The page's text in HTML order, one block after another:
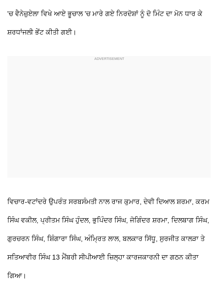
'ਚ ਵੈਨੇਜ਼ੁਏਲਾ ਵਿਖੇ ਆਏ ਭੂਚਾਲ 'ਚ ਮਾਰੇ ਗਏ ਨਿਰਦੋਸ਼ਾਂ ਨੂੰ ਦੋ ਮਿੰਟ ਦਾ ਮੋਨ ਧਾਰ ਕੇ
ਸ਼ਰਧਾਂਜਲੀ ਭੇਂਟ ਕੀਤੀ ਗਈ।
ਵਿਚਾਰ-ਵਟਾਂਦਰੇ ਉਪਰੰਤ ਸਰਬਸੰਮਤੀ ਨਾਲ ਰਾਜ ਕੁਮਾਰ, ਦੇਵੀ ਦਿਆਲ ਸ਼ਰਮਾ, ਕਰਮ
ਸਿੰਘ ਵਕੀਲ, ਪ੍ਰੀਤਮ ਸਿੰਘ ਹੁੰਦਲ, ਭੁਪਿੰਦਰ ਸਿੰਘ, ਜੋਗਿੰਦਰ ਸ਼ਰਮਾ, ਦਿਲਬਾਗ ਸਿੰਘ,
ਗੁਰਚਰਨ ਸਿੰਘ, ਸ਼ਿੰਗਾਰਾ ਸਿੰਘ, ਅੰਮ੍ਰਿਤ ਲਾਲ, ਬਲਕਾਰ ਸਿੱਧੂ, ਸੁਰਜੀਤ ਕਾਲੜਾ ਤੇ
ਸਤਿਆਵੀਰ ਸਿੰਘ 13 ਮੈਂਬਰੀ ਸੀਪੀਆਈ ਜ਼ਿਲ੍ਹਾ ਕਾਰਜਕਾਰਨੀ ਦਾ ਗਠਨ ਕੀਤਾ
ਗਿਆ।